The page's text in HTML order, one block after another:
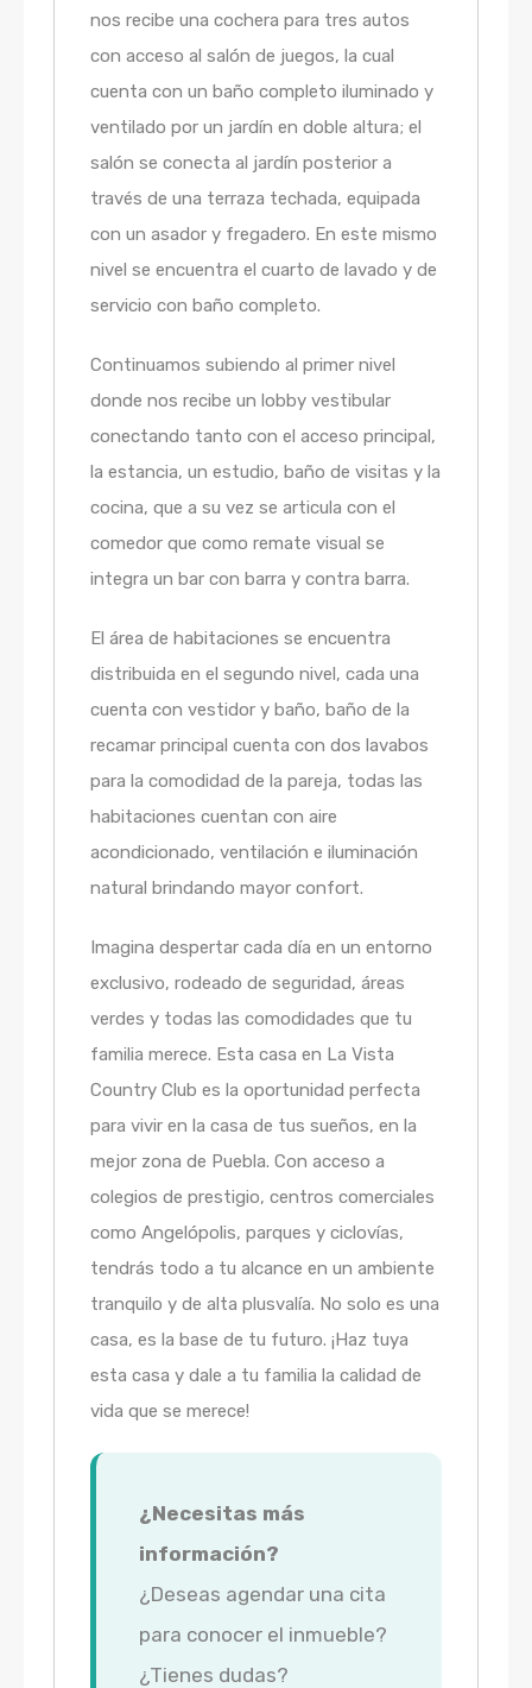
nos recibe una cochera para tres autos
con acceso al salón de juegos, la cual
cuenta con un baño completo iluminado y
ventilado por un jardín en doble altura; el
salón se conecta al jardín posterior a
través de una terraza techada, equipada
con un asador y fregadero. En este mismo
nivel se encuentra el cuarto de lavado y de
servicio con baño completo.
Continuamos subiendo al primer nivel
donde nos recibe un lobby vestibular
conectando tanto con el acceso principal,
la estancia, un estudio, baño de visitas y la
cocina, que a su vez se articula con el
comedor que como remate visual se
integra un bar con barra y contra barra.
El área de habitaciones se encuentra
distribuida en el segundo nivel, cada una
cuenta con vestidor y baño, baño de la
recamar principal cuenta con dos lavabos
para la comodidad de la pareja, todas las
habitaciones cuentan con aire
acondicionado, ventilación e iluminación
natural brindando mayor confort.
Imagina despertar cada día en un entorno
exclusivo, rodeado de seguridad, áreas
verdes y todas las comodidades que tu
familia merece. Esta casa en La Vista
Country Club es la oportunidad perfecta
para vivir en la casa de tus sueños, en la
mejor zona de Puebla. Con acceso a
colegios de prestigio, centros comerciales
como Angelópolis, parques y ciclovías,
tendrás todo a tu alcance en un ambiente
tranquilo y de alta plusvalía. No solo es una
casa, es la base de tu futuro. ¡Haz tuya
esta casa y dale a tu familia la calidad de
vida que se merece!
¿Necesitas más
información?
¿Deseas agendar una cita
para conocer el inmueble?
¿Tienes dudas?